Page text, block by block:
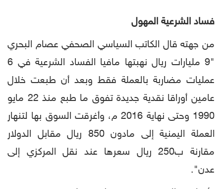
فساد الشرعية المهول
من جهته قال الكاتب السياسي الصحفي عصام البحري
"9 مليارات ريال نهبتها مافيا الفساد الشرعية في 6
عمليات مضاربة بالعملة فقط وبعد أن طبعت خلال
عامين أوراقا نقدية جديدة تفوق ما طبع منذ 22 مايو
1990 وحتى نهاية 2016 م، وأغرقت السوق بها لتنهار
العملة اليمنية إلى مادون 850 ريال مقابل الدولار
مقارنة ب250 ريال سعرها عند نقل المركزي إلى
عدن".